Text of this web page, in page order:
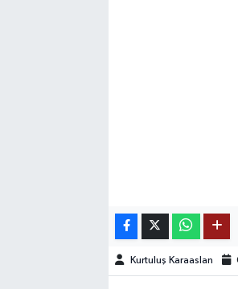
Kurtuluş Karaaslan